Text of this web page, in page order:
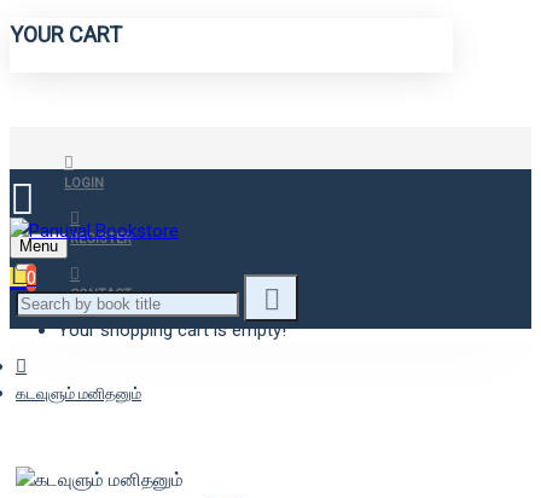
YOUR CART
LOGIN
REGISTER
CONTACT
Menu
0
Your shopping cart is empty!
கடவுளும் மனிதனும்